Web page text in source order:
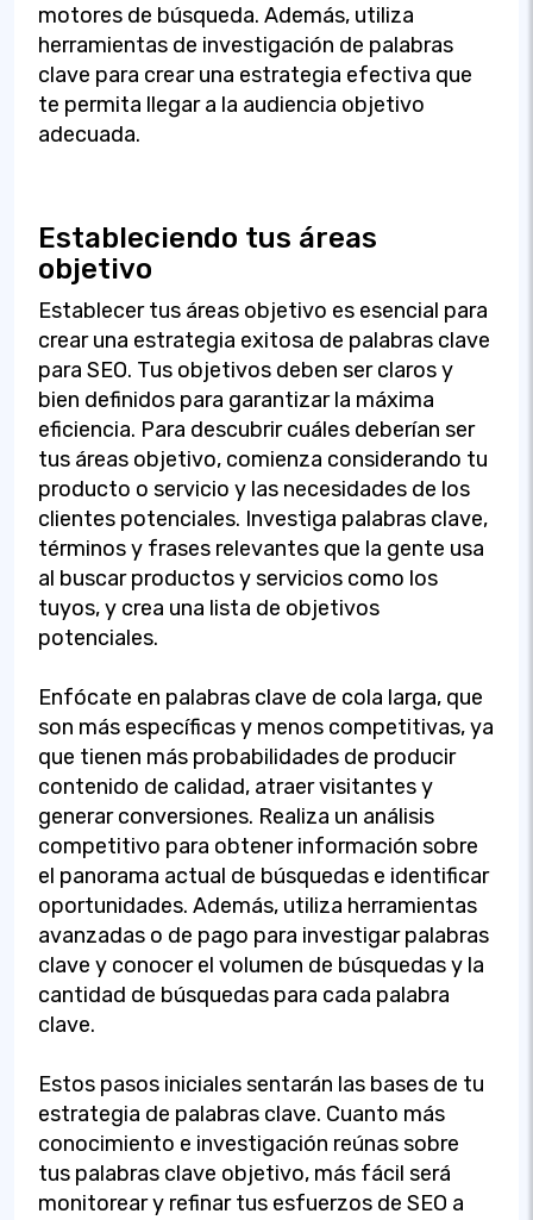
motores de búsqueda. Además, utiliza
herramientas de investigación de palabras
clave para crear una estrategia efectiva que
te permita llegar a la audiencia objetivo
adecuada.
Estableciendo tus áreas
objetivo
Establecer tus áreas objetivo es esencial para
crear una estrategia exitosa de palabras clave
para SEO. Tus objetivos deben ser claros y
bien definidos para garantizar la máxima
eficiencia. Para descubrir cuáles deberían ser
tus áreas objetivo, comienza considerando tu
producto o servicio y las necesidades de los
clientes potenciales. Investiga palabras clave,
términos y frases relevantes que la gente usa
al buscar productos y servicios como los
tuyos, y crea una lista de objetivos
potenciales.
Enfócate en palabras clave de cola larga, que
son más específicas y menos competitivas, ya
que tienen más probabilidades de producir
contenido de calidad, atraer visitantes y
generar conversiones. Realiza un análisis
competitivo para obtener información sobre
el panorama actual de búsquedas e identificar
oportunidades. Además, utiliza herramientas
avanzadas o de pago para investigar palabras
clave y conocer el volumen de búsquedas y la
cantidad de búsquedas para cada palabra
clave.
Estos pasos iniciales sentarán las bases de tu
estrategia de palabras clave. Cuanto más
conocimiento e investigación reúnas sobre
tus palabras clave objetivo, más fácil será
monitorear y refinar tus esfuerzos de SEO a